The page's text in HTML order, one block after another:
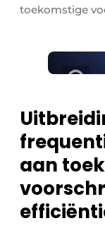
Eigen
Nieuwsbrief
Privacy /
Vacature
Vacatures
toekomstige
aan